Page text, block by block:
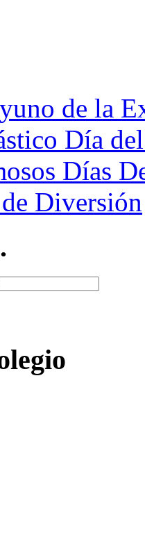
de la
Día
Días
Diversión